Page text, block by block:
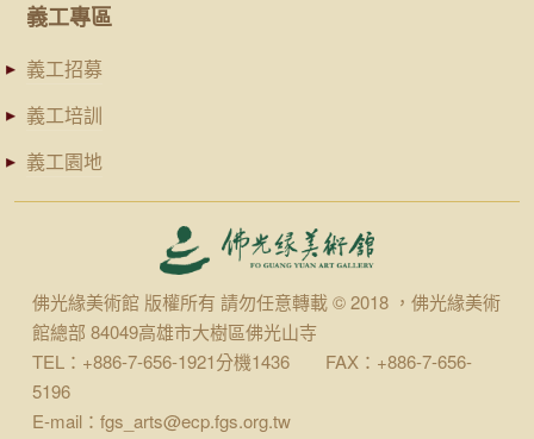
義工專區
義工招募
義工培訓
義工園地
佛光緣美術館 版權所有 請勿任意轉載 © 2018 ，佛光緣美術
館總部 84049高雄市大樹區佛光山寺
TEL：+886-7-656-1921分機1436 FAX：+886-7-656-
5196
E-mail：fgs_arts@ecp.fgs.org.tw